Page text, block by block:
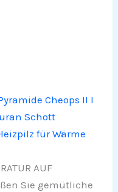
Cheops II I
Schott
für Wärme
AUF
Sie gemütliche